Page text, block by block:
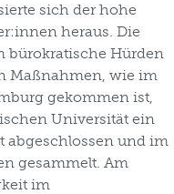
sich der hohe
heraus. Die
bürokratische Hürden
Maßnahmen, wie im
gekommen ist,
Universität ein
abgeschlossen und im
gesammelt. Am
im